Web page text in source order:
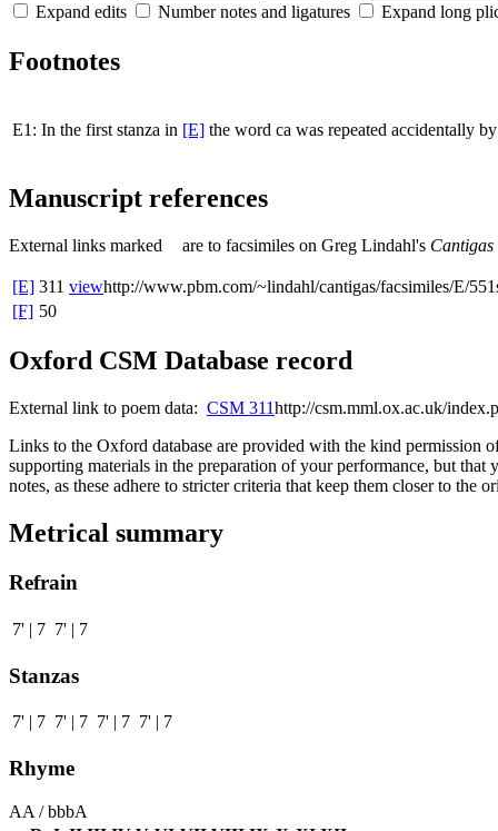
Expand edits Number notes and ligatures Expand long
Footnotes
E1: In the first stanza in [E] the word ca was repeated accidentally
Manuscript references
External links marked are to facsimiles on Greg Lindahl's
[E] 311 viewhttp://www.pbm.com/~lindahl/cantigas/facsimiles/E/
[F] 50
Oxford CSM Database record
External link to poem data: CSM 311http://csm.mml.ox.ac.uk/
Links to the Oxford database are provided with the kind permission
supporting materials in the preparation of your performance, but
notes, as these adhere to stricter criteria that keep them closer to the
Metrical summary
Refrain
7' | 7 7' | 7
Stanzas
7' | 7 7' | 7 7' | 7 7' | 7
Rhyme
AA / bbbA